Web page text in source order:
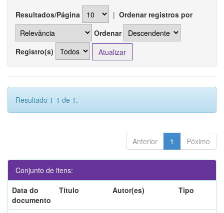
Resultados/Página | Ordenar registros por
Ordenar
Registro(s)
Resultado 1-1 de 1.
Anterior 1 Póximo
Conjunto de itens:
Data do
documento
Título Autor(es) Tipo